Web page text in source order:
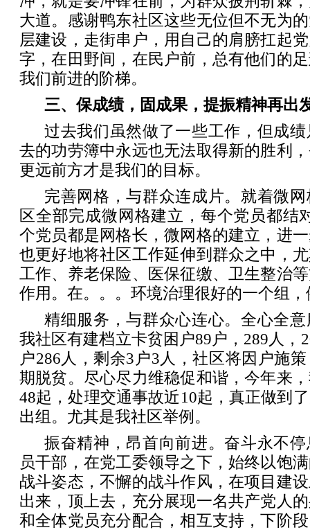
大道。感谢鸭东社区这些无位但不无为
层建设，走街串户，用自己的肩膀扛起
字，在田野间，在民户前，总有他们的
我们前进的阶梯。
三、保成绩，固成果，提振精神再出
过去我们虽然做了一些工作，但成
去的功劳簿中永远也无法取得新的胜利
更远前方才是我们的目标。
完善网格，与群众连成片。就着微
区全部完成微网格建立，每个党员都结
个党员都是网格长，微网格的建立，进
也更好地将社区工作延伸到群众之中，
工作、养老保险、医保征缴、卫生整治
作用。在。。。环境治理很好的一个组，
精细服务，与群众心连心。全心全
我社区有建档立卡贫困户89户，289人，
户286人，剩余3户3人，社区将因户施
期脱贫。尽心尽力维稳促和谐，今年来
48起，处理交通事故近10起，真正做到
出组。尤其是我社区举例。
振奋精神，昂首向前进。奋斗永不
员干部，在党工委领导之下，始终以饱
战斗姿态，不懈的战斗作风，在项目建
出来，顶上去，充分展现一名共产党人
和全体党员充分配合，相互支持，下阶